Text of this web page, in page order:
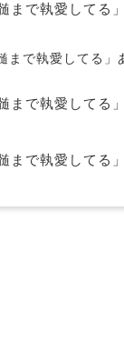
まで執愛してる
まで執愛してる」
まで執愛してる
まで執愛してる